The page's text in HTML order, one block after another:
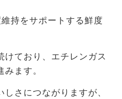
持をサポートする鮮度
けており、エチレンガス
ます。
さにつながりますが、